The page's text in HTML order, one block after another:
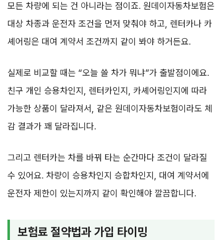
모든 차량에 되는 건 아니라는 점이죠. 원데이자동차보험은
대상 차종과 운전자 조건을 먼저 맞춰야 하고, 렌터카나 카
셰어링은 대여 계약서 조건까지 같이 봐야 하거든요.
실제로 비교할 때는 “오늘 쓸 차가 뭐냐”가 출발점이에요.
친구 개인 승용차인지, 렌터카인지, 카셰어링인지에 따라
가능한 상품이 달라져서, 같은 원데이자동차보험이라도 체
감 결과가 꽤 달라집니다.
그리고 렌터카는 차를 바꿔 타는 순간마다 조건이 달라질
수 있어요. 차량이 승용차인지 승합차인지, 대여 계약서에
운전자 제한이 있는지까지 같이 확인해야 깔끔합니다.
보험료 절약법과 가입 타이밍